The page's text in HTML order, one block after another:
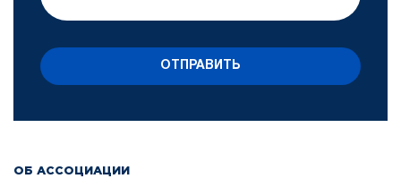
ОБ АССОЦИАЦИИ
ОТПРАВИТЬ